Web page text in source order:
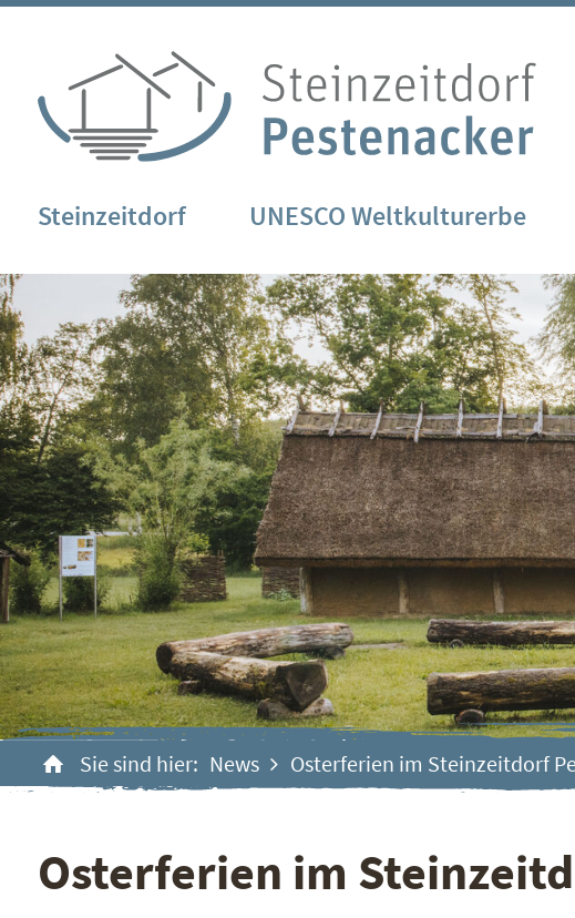
Steinzeitdorf UNESCO Weltkulturerbe
Sie sind hier: News Osterferien im Steinzeitdorf
Osterferien im